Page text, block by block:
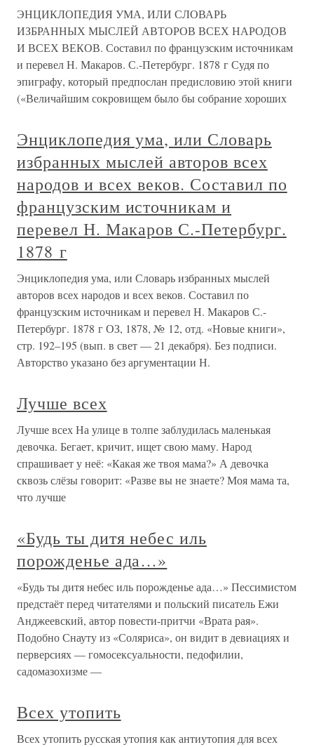
ЭНЦИКЛОПЕДИЯ УМА, ИЛИ СЛОВАРЬ
ИЗБРАННЫХ МЫСЛЕЙ АВТОРОВ ВСЕХ НАРОДОВ
И ВСЕХ ВЕКОВ. Составил по французским источникам
и перевел Н. Макаров. С.-Петербург. 1878 г Судя по
эпиграфу, который предпослан предисловию этой книги
(«Величайшим сокровищем было бы собрание хороших
Энциклопедия ума, или Словарь
избранных мыслей авторов всех
народов и всех веков. Составил по
французским источникам и
перевел Н. Макаров С.-Петербург.
1878 г
Энциклопедия ума, или Словарь избранных мыслей
авторов всех народов и всех веков. Составил по
французским источникам и перевел Н. Макаров С.-
Петербург. 1878 г ОЗ, 1878, № 12, отд. «Новые книги»,
стр. 192–195 (вып. в свет — 21 декабря). Без подписи.
Авторство указано без аргументации Н.
Лучше всех
Лучше всех На улице в толпе заблудилась маленькая
девочка. Бегает, кричит, ищет свою маму. Народ
спрашивает у неё: «Какая же твоя мама?» А девочка
сквозь слёзы говорит: «Разве вы не знаете? Моя мама та,
что лучше
«Будь ты дитя небес иль
порожденье ада…»
«Будь ты дитя небес иль порожденье ада…» Пессимистом
предстаёт перед читателями и польский писатель Ежи
Анджеевский, автор повести-притчи «Врата рая».
Подобно Снауту из «Соляриса», он видит в девиациях и
перверсиях — гомосексуальности, педофилии,
садомазохизме —
Всех утопить
Всех утопить русская утопия как антиутопия для всех